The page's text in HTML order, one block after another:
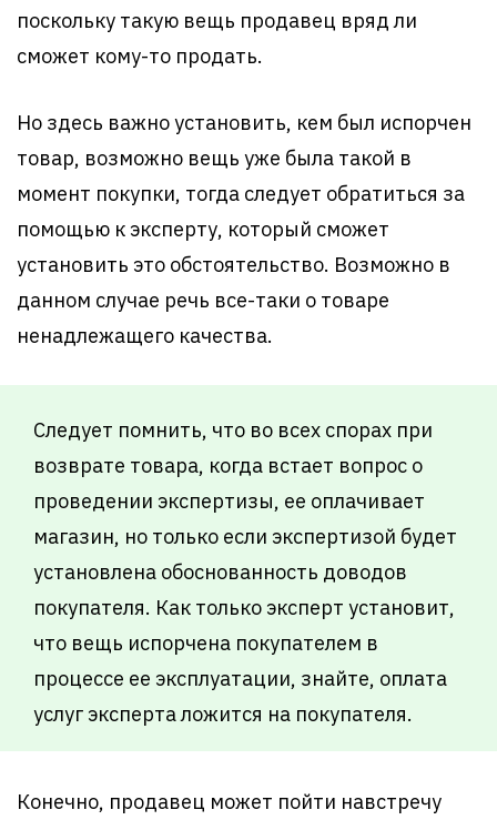
поскольку такую вещь продавец вряд ли
сможет кому-то продать.
Но здесь важно установить, кем был испорчен
товар, возможно вещь уже была такой в
момент покупки, тогда следует обратиться за
помощью к эксперту, который сможет
установить это обстоятельство. Возможно в
данном случае речь все-таки о товаре
ненадлежащего качества.
Следует помнить, что во всех спорах при
возврате товара, когда встает вопрос о
проведении экспертизы, ее оплачивает
магазин, но только если экспертизой будет
установлена обоснованность доводов
покупателя. Как только эксперт установит,
что вещь испорчена покупателем в
процессе ее эксплуатации, знайте, оплата
услуг эксперта ложится на покупателя.
Конечно, продавец может пойти навстречу